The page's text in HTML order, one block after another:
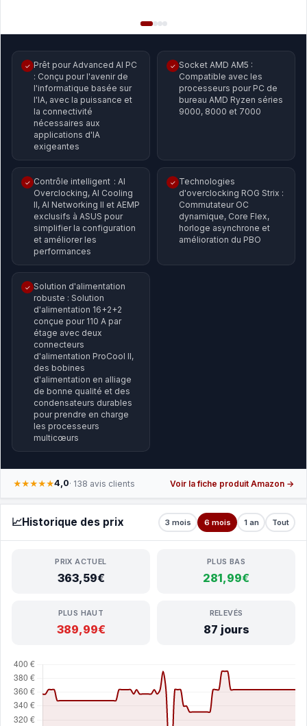
✓ Prêt pour Advanced AI PC
: Conçu pour l'avenir de
l'informatique basée sur
l'IA, avec la puissance et
la connectivité
nécessaires aux
applications d'IA
exigeantes
✓ Socket AMD AM5 :
Compatible avec les
processeurs pour PC de
bureau AMD Ryzen séries
9000, 8000 et 7000
✓ Contrôle intelligent : AI
Overclocking, AI Cooling
II, AI Networking II et AEMP
exclusifs à ASUS pour
simplifier la configuration
et améliorer les
performances
✓ Technologies
d'overclocking ROG Strix :
Commutateur OC
dynamique, Core Flex,
horloge asynchrone et
amélioration du PBO
✓ Solution d'alimentation
robuste : Solution
d'alimentation 16+2+2
conçue pour 110 A par
étage avec deux
connecteurs
d'alimentation ProCool II,
des bobines
d'alimentation en alliage
de bonne qualité et des
condensateurs durables
pour prendre en charge
les processeurs
multicœurs
★★★★★4,0· 138 avis clients Voir la fiche produit Amazon →
📈Historique des prix 3 mois 6 mois 1 an Tout
PRIX ACTUEL
363,59€
PLUS BAS
281,99€
PLUS HAUT
389,99€
RELEVÉS
87 jours